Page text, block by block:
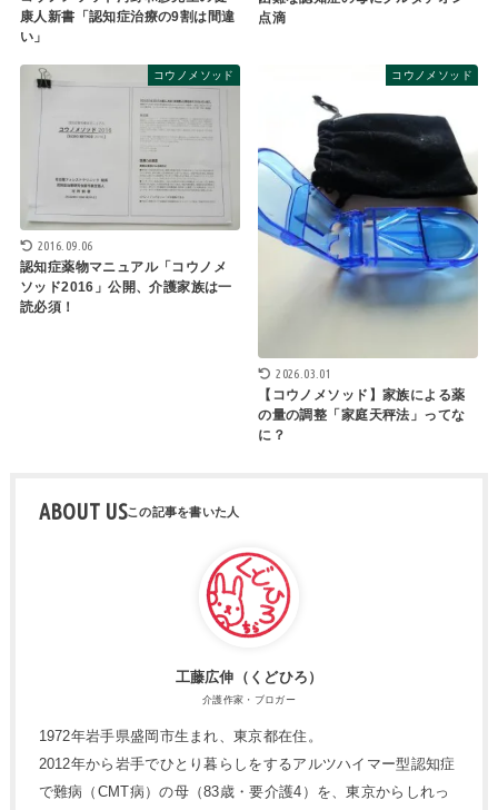
康人新書「認知症治療の9割は間違
い」
点滴
コウノメソッド
2016.09.06
認知症薬物マニュアル「コウノメ
ソッド2016」公開、介護家族は一
読必須！
コウノメソッド
2026.03.01
【コウノメソッド】家族による薬
の量の調整「家庭天秤法」ってな
に？
ABOUT US
工藤広伸（くどひろ）
介護作家・ブロガー
1972年岩手県盛岡市生まれ、東京都在住。
2012年から岩手でひとり暮らしをするアルツハイマー型認知症
で難病（CMT病）の母（83歳・要介護4）を、東京からしれっ